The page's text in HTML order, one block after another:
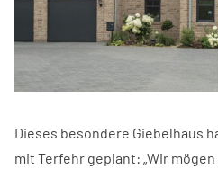
Dieses besondere Giebelhaus
mit Terfehr geplant: „Wir